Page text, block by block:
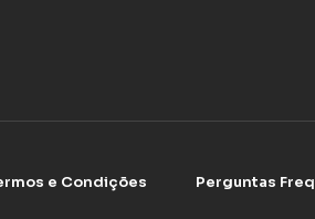
e Condições Perguntas